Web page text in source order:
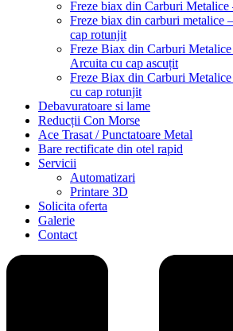
Freze biax din Carburi
Freze biax din carburi metalice
cap rotunjit
Freze Biax din Carburi
Arcuita cu cap ascuțit
Freze Biax din Carburi
cu cap rotunjit
Debavuratoare si lame
Reducții Con Morse
Ace Trasat / Punctatoare Metal
Bare rectificate din otel rapid
Servicii
Automatizari
Printare 3D
Solicita oferta
Galerie
Contact